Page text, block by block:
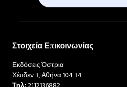
Στοιχεία Επικοινωνίας
Εκδόσεις Όστρια
Χέυδεν 3, Αθήνα 104 34